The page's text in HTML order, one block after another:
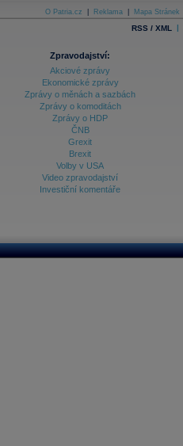
O Patria.cz Reklama Mapa Stránek
RSS / XML |
Zpravodajství:
Akciové zprávy
Ekonomické zprávy
Zprávy o měnách a sazbách
Zprávy o komoditách
Zprávy o HDP
ČNB
Grexit
Brexit
Volby v USA
Video zpravodajství
Investiční komentáře